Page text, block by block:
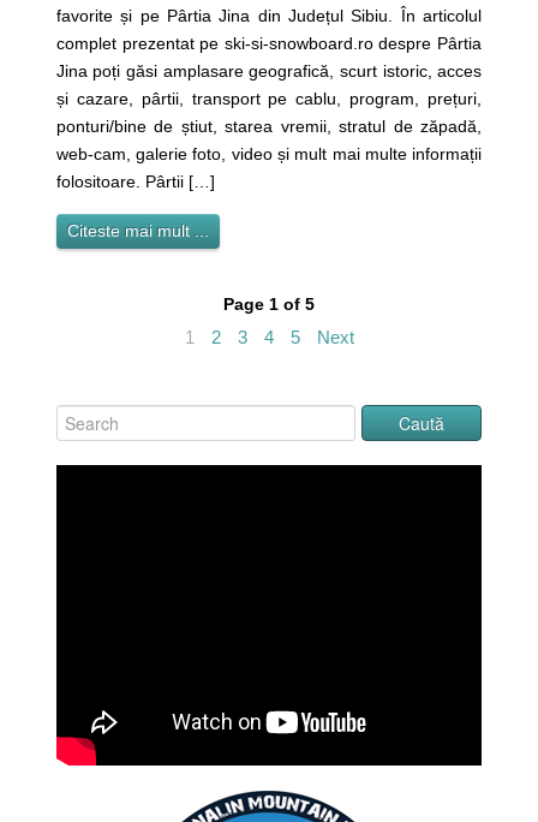
favorite și pe Pârtia Jina din Județul Sibiu. În articolul
complet prezentat pe ski-si-snowboard.ro despre Pârtia
Jina poți găsi amplasare geografică, scurt istoric, acces
și cazare, pârtii, transport pe cablu, program, prețuri,
ponturi/bine de știut, starea vremii, stratul de zăpadă,
web-cam, galerie foto, video și mult mai multe informații
folositoare. Pârtii […]
Citeste mai mult ...
Page 1 of 5
1 2 3 4 5 Next